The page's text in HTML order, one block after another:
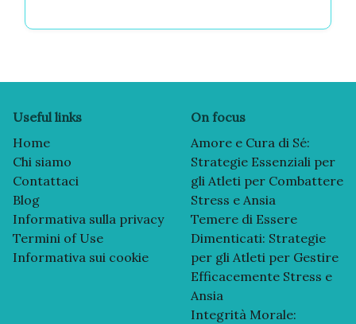
Useful links
Home
Chi siamo
Contattaci
Blog
Informativa sulla privacy
Termini of Use
Informativa sui cookie
On focus
Amore e Cura di Sé:
Strategie Essenziali per
gli Atleti per Combattere
Stress e Ansia
Temere di Essere
Dimenticati: Strategie
per gli Atleti per Gestire
Efficacemente Stress e
Ansia
Integrità Morale: